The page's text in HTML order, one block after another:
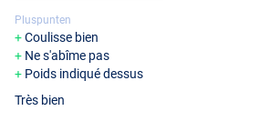
Pluspunten
Coulisse bien
Ne s'abîme pas
Poids indiqué dessus
Très bien